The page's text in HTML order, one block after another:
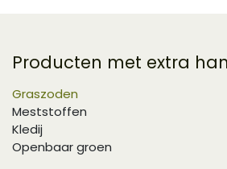
Producten met extra
Graszoden
Meststoffen
Kledij
Openbaar groen